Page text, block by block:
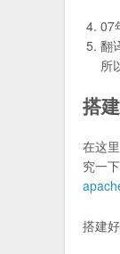
07
翻
所
搭
在这
究一
搭建